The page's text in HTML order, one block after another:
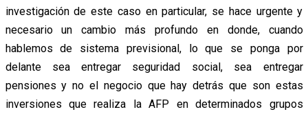
investigación de este caso en particular, se hace urgente y
necesario un cambio más profundo en donde, cuando
hablemos de sistema previsional, lo que se ponga por
delante sea entregar seguridad social, sea entregar
pensiones y no el negocio que hay detrás que son estas
inversiones que realiza la AFP en determinados grupos